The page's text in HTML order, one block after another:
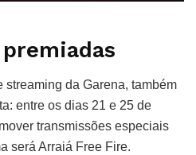
streaming da Garena, também
entre os dias 21 e 25 de
transmissões especiais
será Arraiá Free Fire.